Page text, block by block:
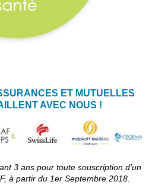
ET MUTUELLES
AVEC NOUS !
3 ans pour toute souscription d’un
à partir du 1er Septembre 2018.